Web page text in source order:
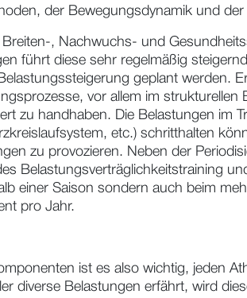
der Bewegungsdynamik und
, Nachwuchs- und
führt diese sehr regelmäßig
geplant werden.
vor allem im strukturellen
zu handhaben. Die Belastungen im
etc.) schritthalten
zu provozieren. Neben der
Belastungsverträglichkeitstraining
einer Saison sondern auch beim
pro Jahr.
ist es also wichtig, jeden
diverse Belastungen erfährt, wird